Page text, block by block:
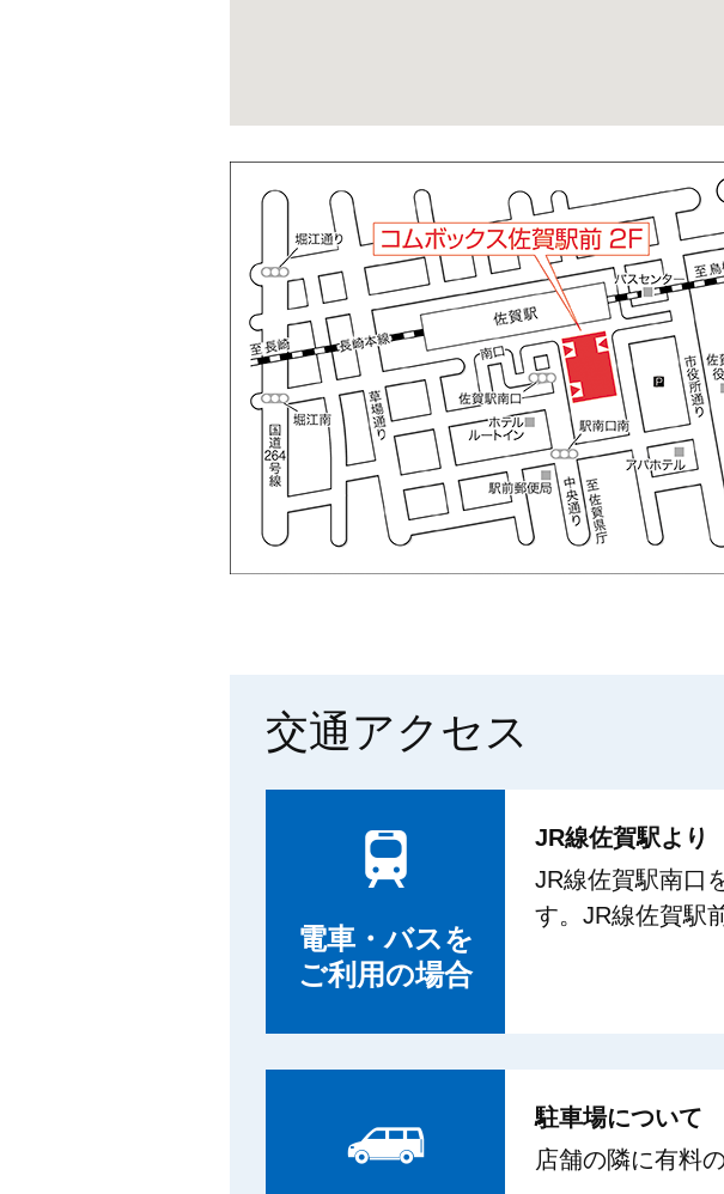
交通アクセス
電車・バスを
ご利用の場合
JR線佐賀駅より
JR線佐賀駅南口
す。JR線佐賀駅
駐車場について
店舗の隣に有料